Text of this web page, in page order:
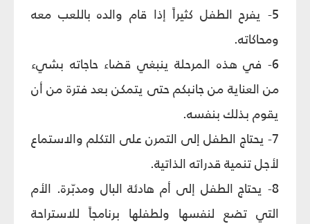
5- يفرح الطفل كثيراً إذا قام والده باللعب معه
ومحاكاته.
6- في هذه المرحلة ينبغي قضاء حاجاته بشيء
من العناية من جانبكم حتى يتمكن بعد فترة من أن
يقوم بذلك بنفسه.
7- يحتاج الطفل إلى التمرن على التكلم والاستماع
لأجل تنمية قدراته الذاتية.
8- يحتاج الطفل إلى أم هادئة البال ومدبّرة. الأم
التي تضع لنفسها ولطفلها برنامجاً للاستراحة